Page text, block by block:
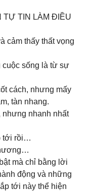
TỰ TIN LÀM ĐIỀU
cảm thấy thất vọng
cuộc sống là từ sự
cách, nhưng mấy
tàn nhang.
nhưng nhanh nhất
tới rồi…
mà chỉ bằng lời
động và những
tới này thể hiện